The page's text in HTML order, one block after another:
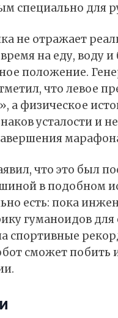
специально
не отражает
на еду, воду
положение.
что левое
а физическое
усталости и
что это был
в подобном
есть: пока
гуманоидов
спортивные
сможет побить